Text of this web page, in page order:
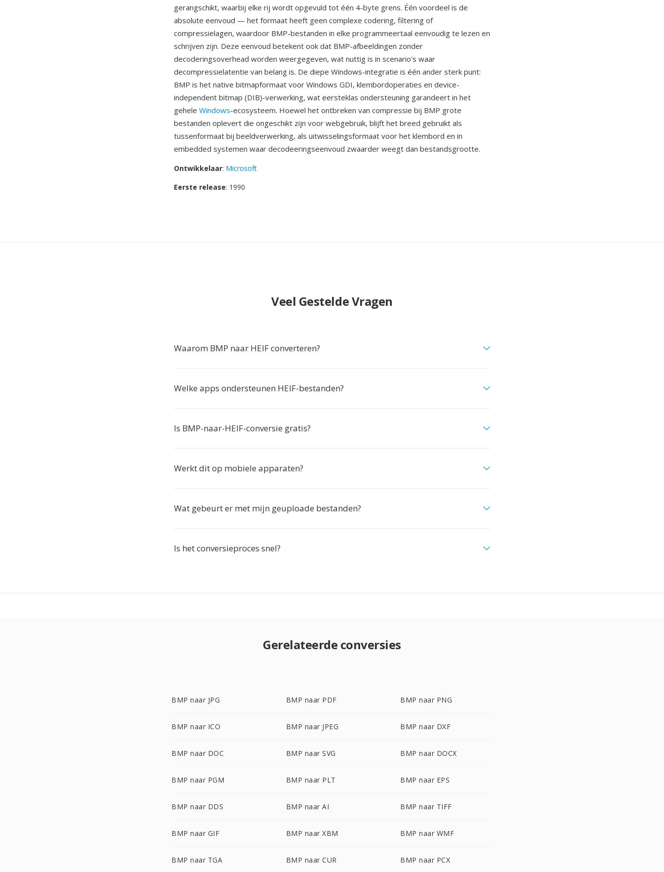
gerangschikt, waarbij elke rij wordt opgevuld tot één 4-byte grens. Één voordeel is de
absolute eenvoud — het formaat heeft geen complexe codering, filtering of
compressielagen, waardoor BMP-bestanden in elke programmeertaal eenvoudig te lezen en
schrijven zijn. Deze eenvoud betekent ook dat BMP-afbeeldingen zonder
decoderingsoverhead worden weergegeven, wat nuttig is in scenario's waar
decompressielatentie van belang is. De diepe Windows-integratie is één ander sterk punt:
BMP is het native bitmapformaat voor Windows GDI, klembordoperaties en device-
independent bitmap (DIB)-verwerking, wat eersteklas ondersteuning garandeert in het
gehele Windows-ecosysteem. Hoewel het ontbreken van compressie bij BMP grote
bestanden oplevert die ongeschikt zijn voor webgebruik, blijft het breed gebruikt als
tussenformaat bij beeldverwerking, als uitwisselingsformaat voor het klembord en in
embedded systemen waar decodeeringseenvoud zwaarder weegt dan bestandsgrootte.
Ontwikkelaar: Microsoft
Eerste release: 1990
Veel Gestelde Vragen
Waarom BMP naar HEIF converteren?
Welke apps ondersteunen HEIF-bestanden?
Is BMP-naar-HEIF-conversie gratis?
Werkt dit op mobiele apparaten?
Wat gebeurt er met mijn geuploade bestanden?
Is het conversieproces snel?
Gerelateerde conversies
BMP naar JPG BMP naar PDF BMP naar PNG
BMP naar ICO BMP naar JPEG BMP naar DXF
BMP naar DOC BMP naar SVG BMP naar DOCX
BMP naar PGM BMP naar PLT BMP naar EPS
BMP naar DDS BMP naar AI BMP naar TIFF
BMP naar GIF BMP naar XBM BMP naar WMF
BMP naar TGA BMP naar CUR BMP naar PCX